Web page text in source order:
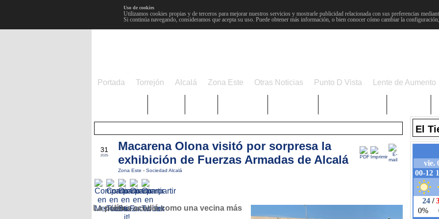
Uso de cookies
Utilizamos cookies propias y de terceros para mejorar nuestros servicios y mostrarle publicidad relacionada con sus preferencias
Si continúa navegando, consideramos que acepta su uso. Puede obtener más información, o bien conocer cómo cambiar la
Portada Torrejón Alcalá Zona Este Otras Noticias Punto D Vista Lente de Aumento
31
2025
Macarena Olona visitó por sorpresa la
exhibición de Fuerzas Armadas de Alcalá
Zona Este - Sociedad Alcalá
La política acudió como una vecina más
El